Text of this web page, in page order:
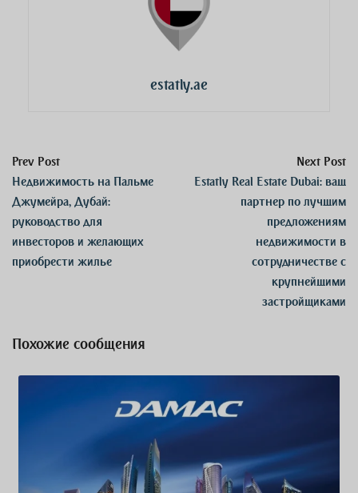
estatly.ae
Prev Post
Недвижимость на Пальме
Джумейра, Дубай:
руководство для
инвесторов и желающих
приобрести жилье
Next Post
Estatly Real Estate Dubai: ваш
партнер по лучшим
предложениям
недвижимости в
сотрудничестве с
крупнейшими
застройщиками
Похожие сообщения